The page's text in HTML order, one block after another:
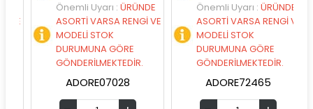
Önemli Uyarı:ÜRÜNDE
ASORTİ VARSA RENGİ VE
MODELİ STOK
DURUMUNA GÖRE
GÖNDERİLMEKTEDİR.
ADORE07028
Önemli Uyarı:ÜRÜNDE
ASORTİ VARSA RENGİ VE
MODELİ STOK
DURUMUNA GÖRE
GÖNDERİLMEKTEDİR.
ADORE72465